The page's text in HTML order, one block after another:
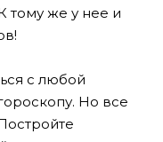
тому же у нее и
с любой
Но все